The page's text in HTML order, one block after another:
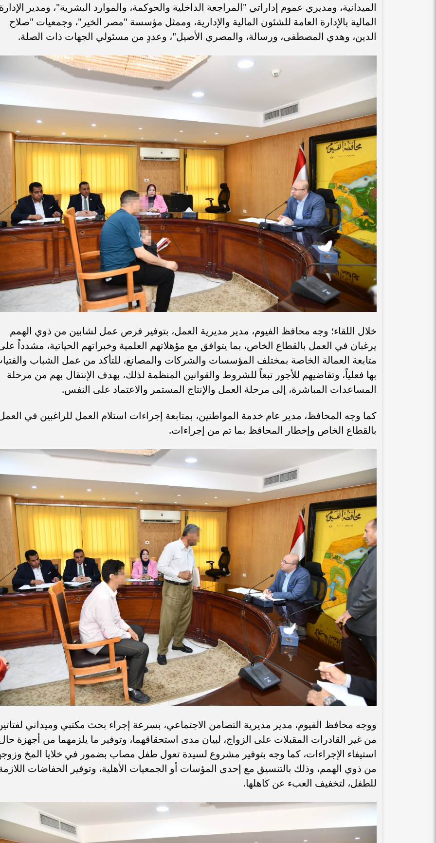
الميدانية، ومديري عموم إداراتي "المراجعة الداخلية والحوكمة، والموارد البشرية"، ومدير
المالية بالإدارة العامة للشئون المالية والإدارية، وممثل مؤسسة "مصر الخير"، وجمعيات "صلاح
الدين، وهدي المصطفى، ورسالة، والمصري الأصيل"، وعددٍ من مسئولي الجهات ذات الصلة.
خلال اللقاء؛ وجه محافظ الفيوم، مدير مديرية العمل، بتوفير فرص عمل لشابين من ذوي الهمم
يرغبان في العمل بالقطاع الخاص، بما يتوافق مع مؤهلاتهم العلمية وخبراتهم الحياتية، مشدداً
متابعة العمالة الخاصة بمختلف المؤسسات والشركات والمصانع، للتأكد من عمل الشباب
بها فعلياً، وتقاضيهم للأجور تبعاً للشروط والقوانين المنظمة لذلك، بهدف الإنتقال بهم من مرحلة
المساعدات المباشرة، إلى مرحلة العمل والإنتاج المستمر والاعتماد على النفس.
كما وجه المحافظ، مدير عام خدمة المواطنين، بمتابعة إجراءات استلام العمل للراغبين في
بالقطاع الخاص وإخطار المحافظ بما تم من إجراءات.
ووجه محافظ الفيوم، مدير مديرية التضامن الاجتماعي، بسرعة إجراء بحث مكتبي وميداني
من غير القادرات المقبلات على الزواج، لبيان مدى استحقاقهما، وتوفير ما يلزمهما من أجهزة
استيفاء الإجراءات، كما وجه بتوفير مشروع لسيدة تعول طفل مصاب بضمور في خلايا المخ
من ذوي الهمم، وذلك بالتنسيق مع إحدى المؤسات أو الجمعيات الأهلية، وتوفير الحفاضات
للطفل، لتخفيف العبء عن كاهلها.